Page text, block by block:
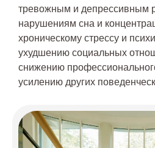
тревожным и депрессивным
нарушениям сна и
хроническому стрессу и
ухудшению социальных
снижению
усилению других